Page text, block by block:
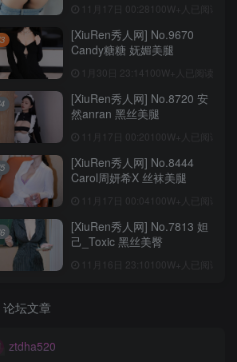
11月17日 00:28 100W+人已阅读
[XiuRen秀人网] No.9670
Candy糖糖 妩媚美腿
1月30日 23:14 100W+人已阅读
[XiuRen秀人网] No.8720 安
然anran 黑丝美腿
11月17日 00:20 100W+人已阅读
[XiuRen秀人网] No.8444
Carol周妍希X 丝袜美腿
11月17日 00:04 100W+人已阅读
[XiuRen秀人网] No.7813 妲
己_Toxic 黑丝美臀
11月16日 23:10 100W+人已阅读
论坛文章
ztdha520